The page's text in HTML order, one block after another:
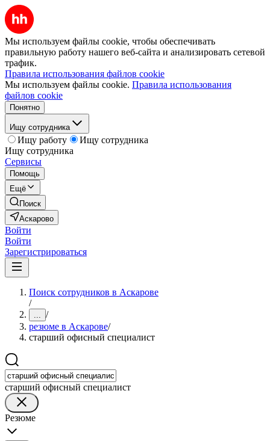
Мы используем файлы cookie, чтобы обеспечивать
правильную работу нашего веб-сайта и анализировать сетевой
трафик.
Правила использования файлов cookie
Мы используем файлы cookie. Правила использования
файлов cookie
Понятно
Ищу сотрудника
Ищу работу
Ищу сотрудника
Ищу сотрудника
Сервисы
Помощь
Ещё
Поиск
Аскарово
Войти
Войти
Зарегистрироваться
Поиск сотрудников в Аскарове
/
... /
резюме в Аскарове/
старший офисный специалист
старший офисный специалист
Резюме